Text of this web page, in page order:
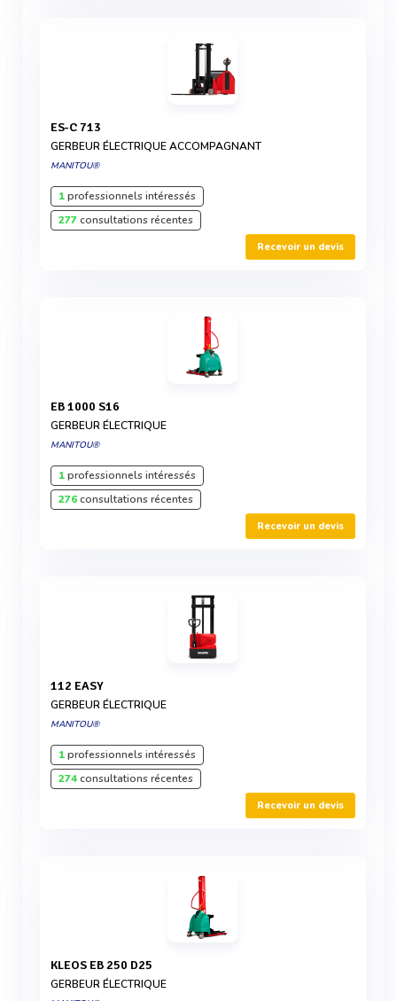
ES-C 713
GERBEUR ÉLECTRIQUE ACCOMPAGNANT
MANITOU®
1professionnels intéressés
277consultations récentes
Recevoir un devis
EB 1000 S16
GERBEUR ÉLECTRIQUE
MANITOU®
1professionnels intéressés
276consultations récentes
Recevoir un devis
112 EASY
GERBEUR ÉLECTRIQUE
MANITOU®
1professionnels intéressés
274consultations récentes
Recevoir un devis
KLEOS EB 250 D25
GERBEUR ÉLECTRIQUE